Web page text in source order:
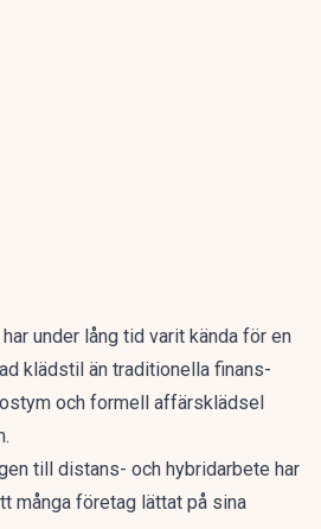
under lång tid varit kända för en
klädstil än traditionella finans-
och formell affärsklädsel
till distans- och hybridarbete har
många företag lättat på sina